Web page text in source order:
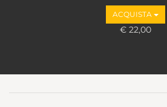
ACQUISTA
€ 22,00